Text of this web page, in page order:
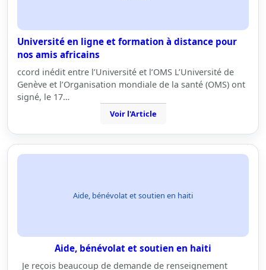
Université en ligne et formation à distance pour
nos amis africains
ccord inédit entre l’Université et l’OMS L’Université de
Genève et l’Organisation mondiale de la santé (OMS) ont
signé, le 17…
Voir l'Article
Aide, bénévolat et soutien en haiti
Aide, bénévolat et soutien en haiti
Je reçois beaucoup de demande de renseignement